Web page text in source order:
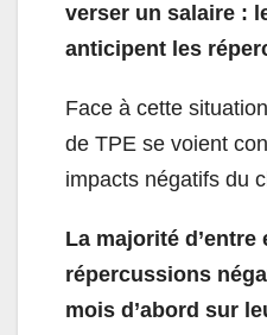
verser un salaire :
anticipent les
Face à cette
de TPE se voient
impacts négatifs du
La majorité
répercussions
mois d’abord sur